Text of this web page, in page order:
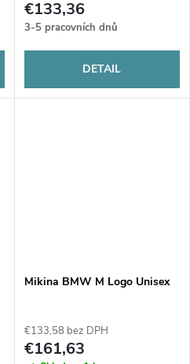
€133,36
3-5 pracovních dnů
DETAIL
Mikina BMW M Logo Unisex
€133,58 bez DPH
€161,63